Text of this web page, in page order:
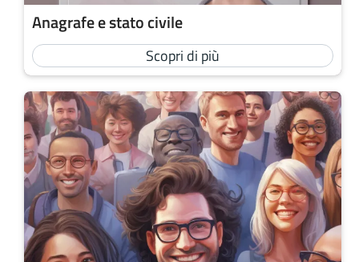
Anagrafe e stato civile
Scopri di più